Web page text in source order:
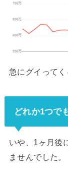
急にグイってく
どれか1つで
いや、1ヶ月後
ませんでした。